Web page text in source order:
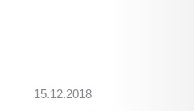
15.12.2018